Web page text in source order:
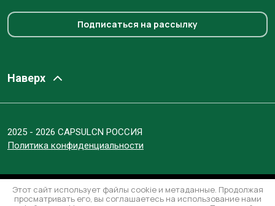
Подписаться на рассылку
Наверх
2025 - 2026 CAPSULCN РОССИЯ
Политика конфиденциальности
Этот сайт использует файлы cookie и метаданные. Продолжая
просматривать его, вы соглашаетесь на использование нами